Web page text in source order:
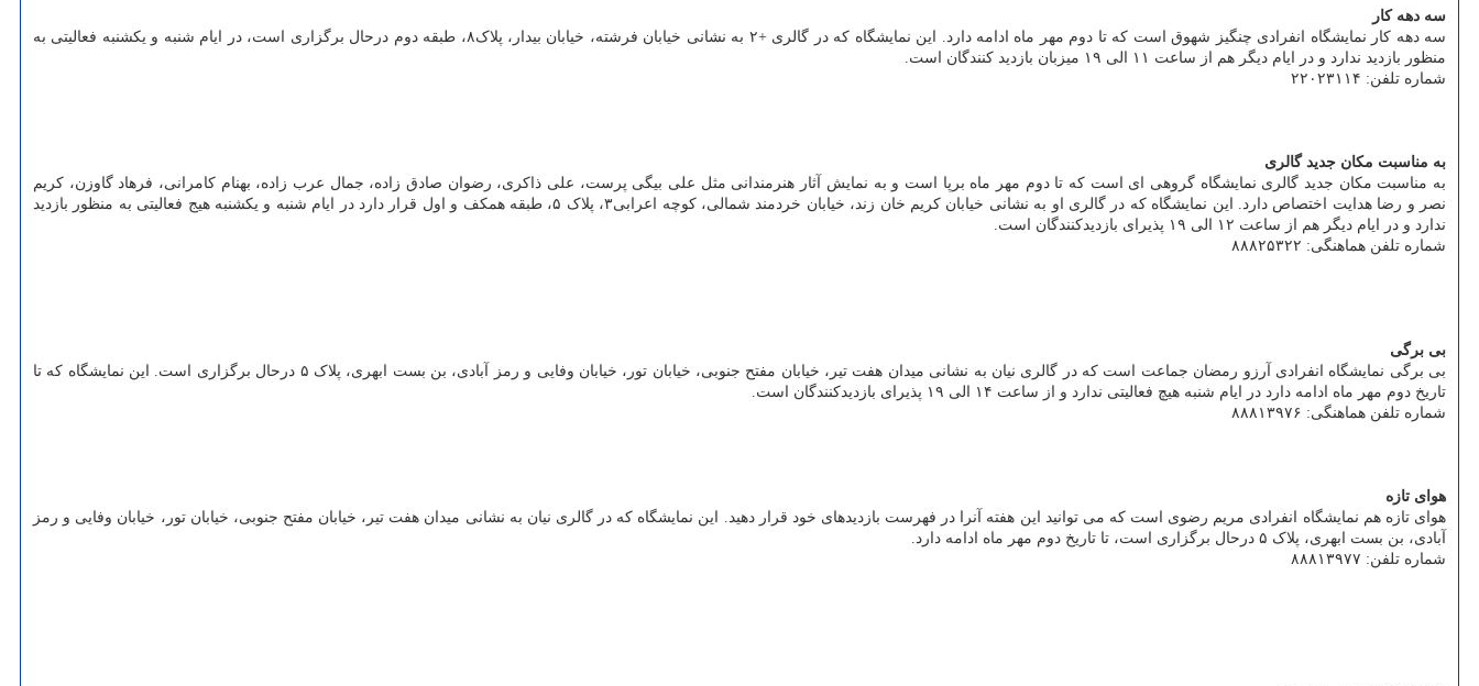
سه دهه کار
سه دهه کار نمایشگاه انفرادی چنگیز شهوق است که تا دوم مهر ماه ادامه دارد. این نمایشگاه که در گالری +۲ به نشانی خیابان فرشته، خیابان بیدار، پلاک۸، طبقه دوم درحال برگزاری است، در ایام شنبه و یکشنبه فعالیتی به
منظور بازدید ندارد و در ایام دیگر هم از ساعت ۱۱ الی ۱۹ میزبان بازدید کنندگان است.
شماره تلفن: ۲۲۰۲۳۱۱۴
به مناسبت مکان جدید گالری
به مناسبت مکان جدید گالری نمایشگاه گروهی ای است که تا دوم مهر ماه برپا است و به نمایش آثار هنرمندانی مثل علی بیگی پرست، علی ذاکری، رضوان صادق زاده، جمال عرب زاده، بهنام کامرانی، فرهاد گاوزن، کریم
نصر و رضا هدایت اختصاص دارد. این نمایشگاه که در گالری او به نشانی خیابان کریم خان زند، خیابان خردمند شمالی، کوچه اعرابی۳، پلاک ۵، طبقه همکف و اول قرار دارد در ایام شنبه و یکشنبه هیج فعالیتی به منظور بازدید
ندارد و در ایام دیگر هم از ساعت ۱۲ الی ۱۹ پذیرای بازدیدکنندگان است.
شماره تلفن هماهنگی: ۸۸۸۲۵۳۲۲
بی برگی
بی برگی نمایشگاه انفرادی آرزو رمضان جماعت است که در گالری نیان به نشانی میدان هفت تیر، خیابان مفتح جنوبی، خیابان تور، خیابان وفایی و رمز آبادی، بن بست ابهری، پلاک ۵ درحال برگزاری است. این نمایشگاه که تا
تاریخ دوم مهر ماه ادامه دارد در ایام شنبه هیچ فعالیتی ندارد و از ساعت ۱۴ الی ۱۹ پذیرای بازدیدکنندگان است.
شماره تلفن هماهنگی: ۸۸۸۱۳۹۷۶
هوای تازه
هوای تازه هم نمایشگاه انفرادی مریم رضوی است که می توانید این هفته آنرا در فهرست بازدیدهای خود قرار دهید. این نمایشگاه که در گالری نیان به نشانی میدان هفت تیر، خیابان مفتح جنوبی، خیابان تور، خیابان وفایی و رمز
آبادی، بن بست ابهری، پلاک ۵ درحال برگزاری است، تا تاریخ دوم مهر ماه ادامه دارد.
شماره تلفن: ۸۸۸۱۳۹۷۷